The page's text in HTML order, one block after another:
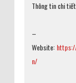
Thông tin chi
–
Website:
n/